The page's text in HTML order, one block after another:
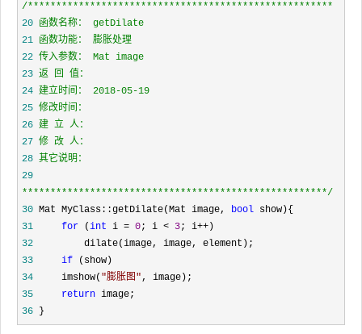
/*
20
21
22
23
24
25
26
27
28
29
******************************************************/
30 Mat MyClass::getDilate(Mat image, bool
31
for (int i = 0; i < 3; i++
32
33
if
34
     imshow(
"膨胀图"
35
return
36 }